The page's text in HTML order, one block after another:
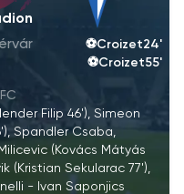
⚽Croizet24'
⚽Croizet55'
Filip 46'), Simeon
Spandler Csaba,
(Kovács Mátyás
(Kristian Sekularac 77'),
- Ivan Saponjics